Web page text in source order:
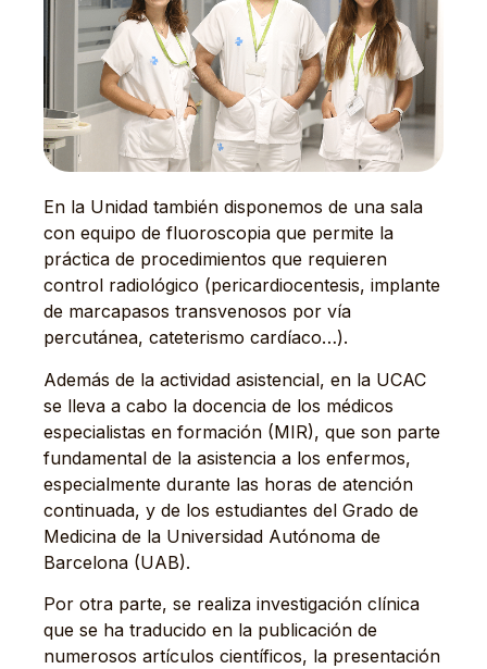
En la Unidad también disponemos de una sala
con equipo de fluoroscopia que permite la
práctica de procedimientos que requieren
control radiológico (pericardiocentesis, implante
de marcapasos transvenosos por vía
percutánea, cateterismo cardíaco…).
Además de la actividad asistencial, en la UCAC
se lleva a cabo la docencia de los médicos
especialistas en formación (MIR), que son parte
fundamental de la asistencia a los enfermos,
especialmente durante las horas de atención
continuada, y de los estudiantes del Grado de
Medicina de la Universidad Autónoma de
Barcelona (UAB).
Por otra parte, se realiza investigación clínica
que se ha traducido en la publicación de
numerosos artículos científicos, la presentación